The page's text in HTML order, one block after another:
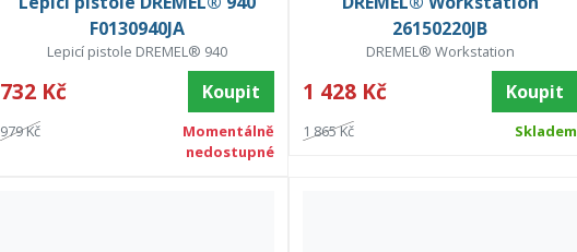
F0130940JA
Lepicí pistole DREMEL® 940
732 Kč Koupit
979 Kč
Momentálně
nedostupné
26150220JB
DREMEL® Workstation
1 428 Kč Koupit
1 865 Kč Skladem